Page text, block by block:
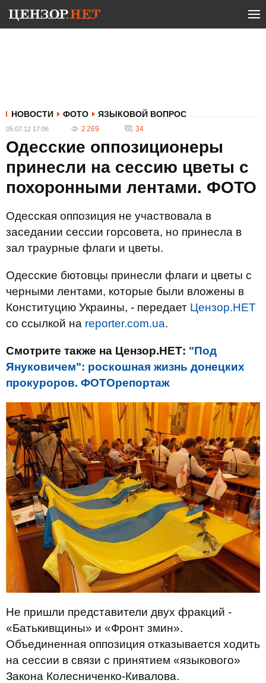
НОВОСТИ ФОТО ЯЗЫКОВОЙ ВОПРОС
05.07.12 17:06 2 269 34
Одесские оппозиционеры
принесли на сессию цветы с
похоронными лентами. ФОТО
Одесская оппозиция не участвовала в
заседании сессии горсовета, но принесла в
зал траурные флаги и цветы.
Одесские бютовцы принесли флаги и цветы с
черными лентами, которые были вложены в
Конституцию Украины, - передает Цензор.НЕТ
со ссылкой на reporter.com.ua.
Смотрите также на Цензор.НЕТ: "Под
Януковичем": роскошная жизнь донецких
прокуроров. ФОТОрепортаж
Не пришли представители двух фракций -
«Батькивщины» и «Фронт змин».
Объединенная оппозиция отказывается ходить
на сессии в связи с принятием «языкового»
Закона Колесниченко-Кивалова.